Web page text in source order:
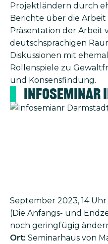
Projektländern durch
Berichte über die Arbeit
Präsentation der Arbeit
deutschsprachigen
Diskussionen mit
Rollenspiele zu
und Konsensfindung.
Infoseminar
Bild
September 2023, 14 Uhr
(Die Anfangs- und
noch geringfügig
Ort: Seminarhaus von